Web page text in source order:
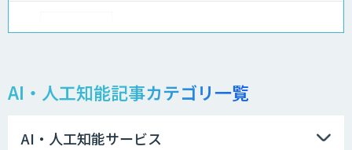
AI音声生成 ElevenLabs
AI・人工知能記事カテゴリ一覧
AI・人工知能サービス